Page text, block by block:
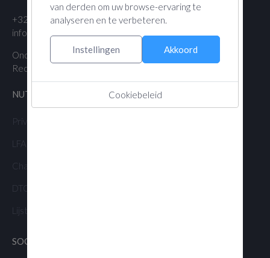
van derden om uw browse-ervaring te
analyseren en te verbeteren.
Instellingen Akkoord
Cookiebeleid
+32 (0)470 78 48 03
info@lvzc.be
Ondernemingsnummer 0415.865.526
Rechtbank Leuven
NUTTIGE LINKS
Privacyverklaring
LFA Golf status
Charron.line 2026
DTO Aansluitingsformulier
Lijst Aeromedical Examiners
SOCIAL MEDIA